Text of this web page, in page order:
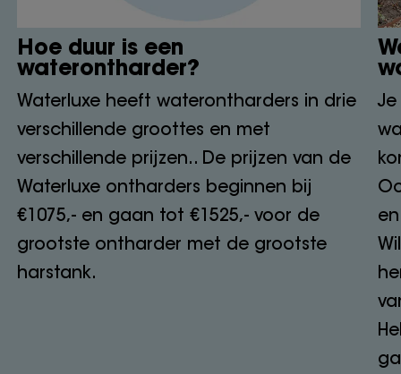
Hoe duur is een
waterontharder?
Waterluxe heeft waterontharders in drie
verschillende groottes en met
verschillende prijzen.. De prijzen van de
Waterluxe ontharders beginnen bij
€1075,- en gaan tot €1525,- voor de
grootste ontharder met de grootste
harstank.